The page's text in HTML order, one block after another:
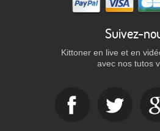
Suivez-
Kittoner en live et en
avec nos tutos